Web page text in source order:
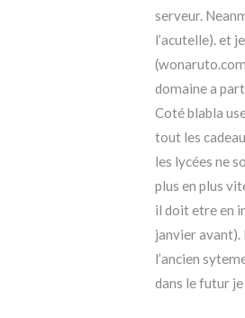
serveur.
l’acutelle). et
domaine a
Coté blabla
tout les
les lycées ne
plus en plus
il doit etre en
janvier avant).
l’ancien
dans le futur je